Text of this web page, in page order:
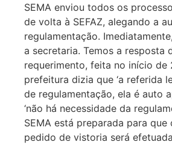
SEMA enviou todos os
de volta à SEFAZ, alegando a
regulamentação.
a secretaria. Temos a resposta
requerimento, feita no início de
prefeitura dizia que ‘a referida
de regulamentação, ela é auto
‘não há necessidade da
SEMA está preparada para que
pedido de vistoria será